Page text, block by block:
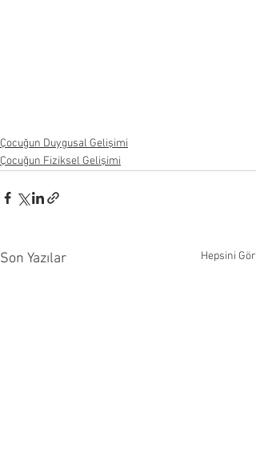
Çocuğun Duygusal Gelişimi
Çocuğun Fiziksel Gelişimi
Son Yazılar Hepsini Gör